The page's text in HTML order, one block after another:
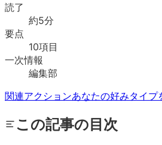
読了
約5分
要点
10項目
一次情報
編集部
関連アクションあなたの好みタイプ
この記事の目次